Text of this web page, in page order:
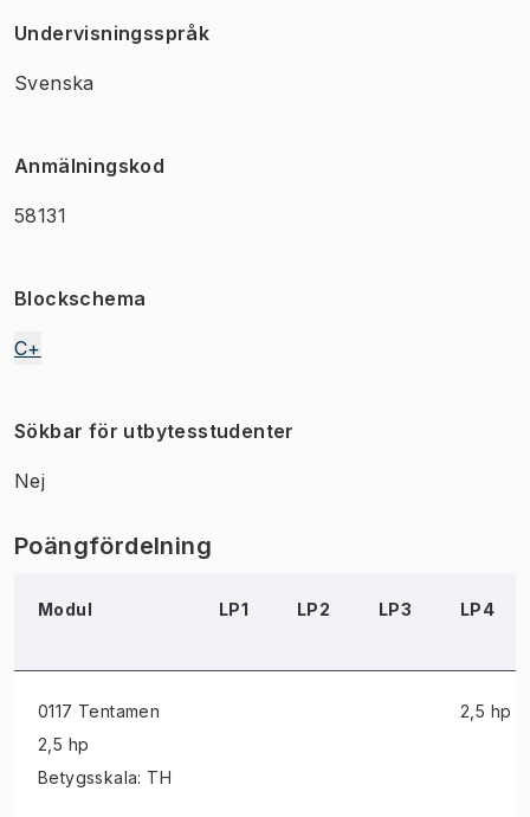
Undervisningsspråk
Svenska
Anmälningskod
58131
Blockschema
C+
Sökbar för utbytesstudenter
Nej
Poängfördelning
Modul LP1 LP2 LP3 LP4
0117 Tentamen
2,5 hp
Betygsskala: TH
2,5 hp